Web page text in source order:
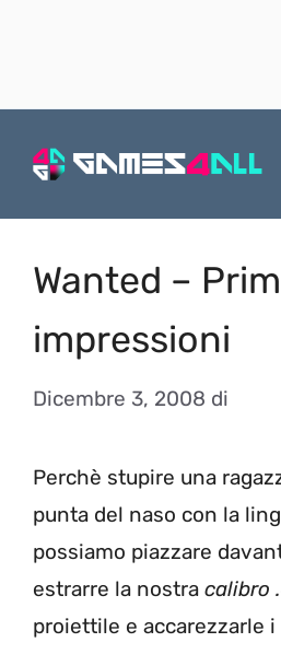
Wanted –
impressioni
Dicembre 3, 2008 di
Perchè stupire una
punta del naso con la
possiamo piazzare
estrarre la nostra calibro
proiettile e accarezzarle